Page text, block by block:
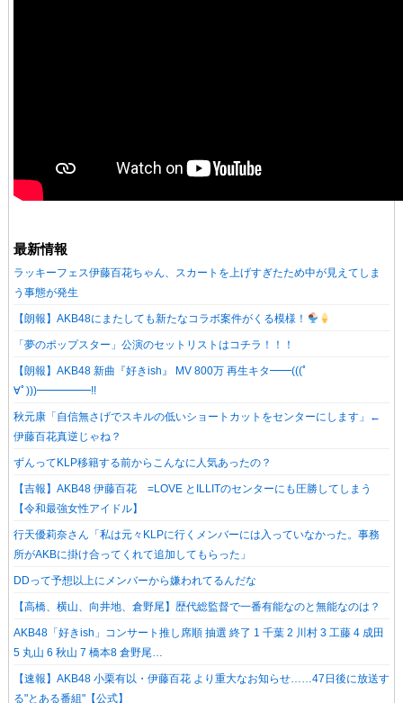
最新情報
ラッキーフェス伊藤百花ちゃん、スカートを上げすぎたため中が見えてしま
う事態が発生
【朗報】AKB48にまたしても新たなコラボ案件がくる模様！
「夢のポップスター」公演のセットリストはコチラ！！！
【朗報】AKB48 新曲『好きish』 MV 800万 再生キタ━━(((ﾟ
∀ﾟ)))━━━━━!!
秋元康「自信無さげでスキルの低いショートカットをセンターにします」←
伊藤百花真逆じゃね？
ずんってKLP移籍する前からこんなに人気あったの？
【吉報】AKB48 伊藤百花 =LOVE とILLITのセンターにも圧勝してしまう
【令和最強女性アイドル】
行天優莉奈さん「私は元々KLPに行くメンバーには入っていなかった。事務
所がAKBに掛け合ってくれて追加してもらった」
DDって予想以上にメンバーから嫌われてるんだな
【高橋、横山、向井地、倉野尾】歴代総監督で一番有能なのと無能なのは？
AKB48「好きish」コンサート推し席順 抽選 終了 1 千葉 2 川村 3 工藤 4 成田
5 丸山 6 秋山 7 橋本8 倉野尾…
【速報】AKB48 小栗有以・伊藤百花 より重大なお知らせ……47日後に放送す
る"とある番組"【公式】